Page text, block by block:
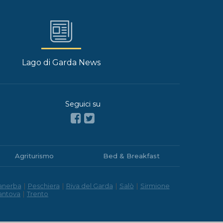
Lago di Garda News
Seguici su
Agriturismo Bed & Breakfast
| Peschiera | Riva del Garda | Salò | Sirmione
| Trento